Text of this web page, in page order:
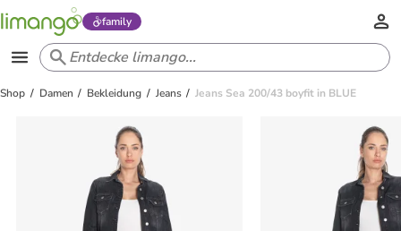
family
Shop Damen Bekleidung Jeans Jeans Sea 200/43 boyfit in BLUE